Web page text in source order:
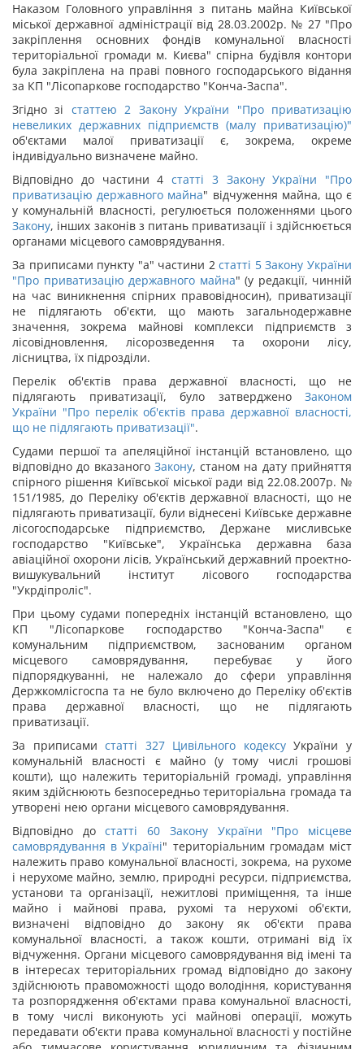
Наказом Головного управління з питань майна Київської
міської державної адміністрації від 28.03.2002р. № 27 "Про
закріплення основних фондів комунальної власності
територіальної громади м. Києва" спірна будівля контори
була закріплена на праві повного господарського відання
за КП "Лісопаркове господарство "Конча-Заспа".
Згідно зі статтею 2 Закону України "Про приватизацію
невеликих державних підприємств (малу приватизацію)"
об'єктами малої приватизації є, зокрема, окреме
індивідуально визначене майно.
Відповідно до частини 4 статті 3 Закону України "Про
приватизацію державного майна" відчуження майна, що є
у комунальній власності, регулюється положеннями цього
Закону, інших законів з питань приватизації і здійснюється
органами місцевого самоврядування.
За приписами пункту "а" частини 2статті 5 Закону України
"Про приватизацію державного майна" (у редакції, чинній
на час виникнення спірних правовідносин), приватизації
не підлягають об'єкти, що мають загальнодержавне
значення, зокрема майнові комплекси підприємств з
лісовідновлення, лісорозведення та охорони лісу,
лісництва, їх підрозділи.
Перелік об'єктів права державної власності, що не
підлягають приватизації, було затверджено Законом
України "Про перелік об'єктів права державної власності,
що не підлягають приватизації".
Судами першої та апеляційної інстанцій встановлено, що
відповідно до вказаного Закону, станом на дату прийняття
спірного рішення Київської міської ради від 22.08.2007р. №
151/1985, до Переліку об'єктів державної власності, що не
підлягають приватизації, були віднесені Київське державне
лісогосподарське підприємство, Держане мисливське
господарство "Київське", Українська державна база
авіаційної охорони лісів, Український державний проектно-
вишукувальний інститут лісового господарства
"Укрдіпроліс".
При цьому судами попередніх інстанцій встановлено, що
КП "Лісопаркове господарство "Конча-Заспа" є
комунальним підприємством, заснованим органом
місцевого самоврядування, перебуває у його
підпорядкуванні, не належало до сфери управління
Держкомлісгоспа та не було включено до Переліку об'єктів
права державної власності, що не підлягають
приватизації.
За приписамистатті 327 Цивільного кодексуУкраїни у
комунальній власності є майно (у тому числі грошові
кошти), що належить територіальній громаді, управління
яким здійснюють безпосередньо територіальна громада та
утворені нею органи місцевого самоврядування.
Відповідно достатті 60 Закону України "Про місцеве
самоврядування в Україні" територіальним громадам міст
належить право комунальної власності, зокрема, на рухоме
і нерухоме майно, землю, природні ресурси, підприємства,
установи та організації, нежитлові приміщення, та інше
майно і майнові права, рухомі та нерухомі об'єкти,
визначені відповідно до закону як об'єкти права
комунальної власності, а також кошти, отримані від їх
відчуження. Органи місцевого самоврядування від імені та
в інтересах територіальних громад відповідно до закону
здійснюють правоможності щодо володіння, користування
та розпорядження об'єктами права комунальної власності,
в тому числі виконують усі майнові операції, можуть
передавати об'єкти права комунальної власності у постійне